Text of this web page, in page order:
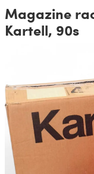
Magazine
Kartell, 90s